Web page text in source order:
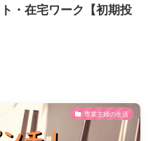
・在宅ワーク【初期投
専業主婦の生活